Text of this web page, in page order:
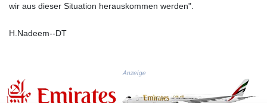
IRR
JOD 0.81708
KES 149.083075
wir aus dieser Situation herauskommen werden".
H.Nadeem--DT
Anzeige